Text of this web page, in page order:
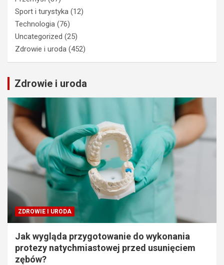
Sport i turystyka (12)
Technologia (76)
Uncategorized (25)
Zdrowie i uroda (452)
Zdrowie i uroda
ZDROWIE I URODA
Jak wygląda przygotowanie do wykonania
protezy natychmiastowej przed usunięciem
zębów?